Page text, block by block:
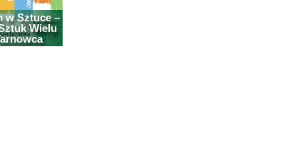
w Sztuce –
Wielu